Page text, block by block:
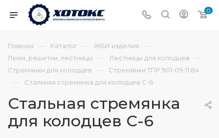
0
Главная — Каталог — ЖБИ изделия —
Люки, решетки, лестницы — Лестницы для колодцев —
Стремянки для колодцев — Стремянки ТПР 901-09-11.84
— Стальная стремянка для колодцев С-6
Стальная стремянка
для колодцев С-6